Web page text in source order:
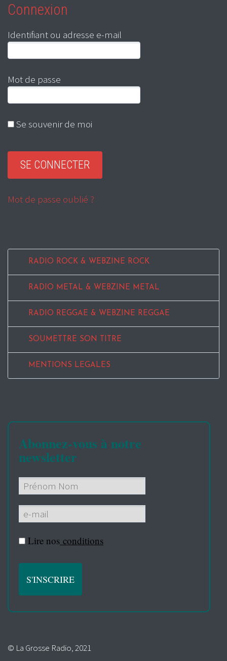
Connexion
Identifiant ou adresse e-mail
Mot de passe
Se souvenir de moi
Mot de passe oublié ?
RADIO ROCK & WEBZINE ROCK
RADIO METAL & WEBZINE METAL
RADIO REGGAE & WEBZINE REGGAE
SOUMETTRE SON TITRE
MENTIONS LEGALES
Abonnez-vous à notre
newsletter
Lire nos conditions
© La Grosse Radio, 2021